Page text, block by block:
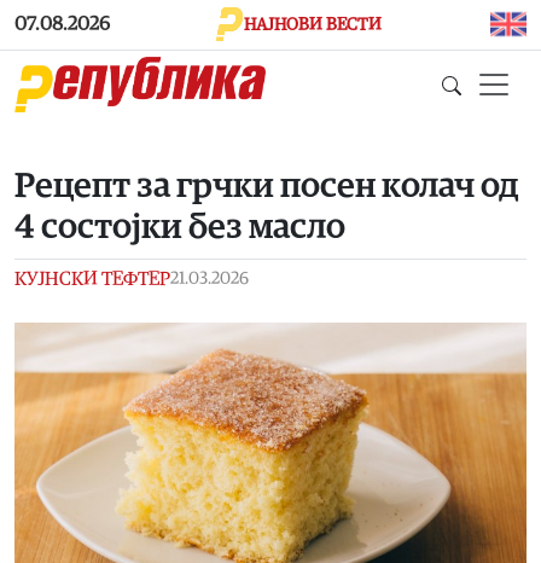
Skip to main content
07.08.2026 НАЈНОВИ ВЕСТИ
Рецепт за грчки посен колач од
4 состојки без масло
КУЈНСКИ ТЕФТЕР21.03.2026